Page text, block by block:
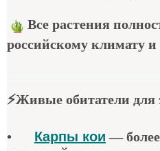
Все растения
российскому климату
⚡Живые обитатели для
• Карпы кои —